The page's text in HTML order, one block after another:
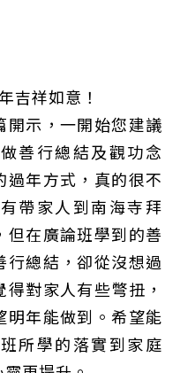
吉祥如意！
開示，一開始您建議
善行總結及觀功念
過年方式，真的很不
帶家人到南海寺拜
但在廣論班學到的善
行總結，卻從沒想過
對家人有些彆扭，
明年能做到。希望能
所學的落實到家庭